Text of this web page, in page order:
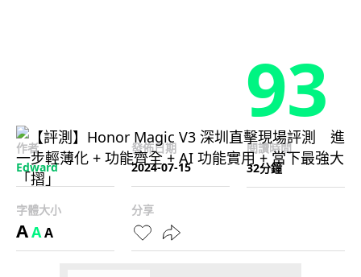
93
作者
Edward
發佈日期
2024-07-15
閱讀時間
32分鐘
字體大小
AAA
分享